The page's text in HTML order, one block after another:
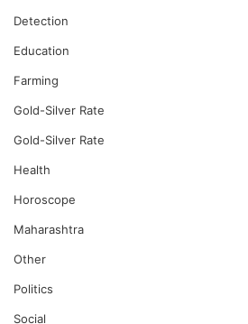
Detection
Education
Farming
Gold-Silver Rate
Gold-Silver Rate
Health
Horoscope
Maharashtra
Other
Politics
Social